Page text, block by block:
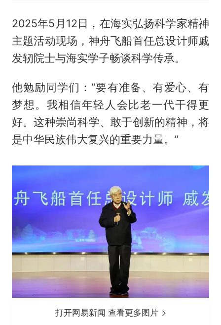
2025年5月12日，在海实弘扬科学家精神
主题活动现场，神舟飞船首任总设计师戚
发轫院士与海实学子畅谈科学传承。
他勉励同学们：“要有准备、有爱心、有
梦想。我相信年轻人会比老一代干得更
好。这种崇尚科学、敢于创新的精神，将
是中华民族伟大复兴的重要力量。”
打开网易新闻 查看更多图片